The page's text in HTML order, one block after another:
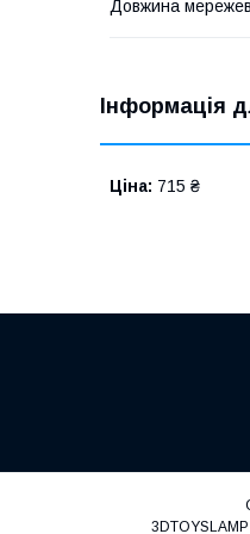
Довжина
Інформація
Ціна: 715 ₴